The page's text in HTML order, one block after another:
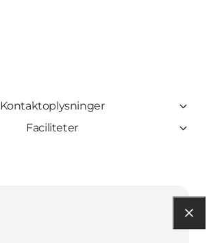
Kontaktoplysninger
Faciliteter